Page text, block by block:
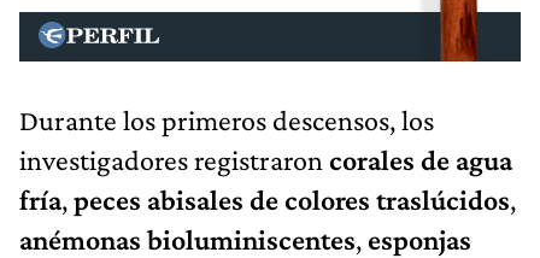
Durante los primeros descensos, los
investigadores registraron corales de agua
fría,peces abisales de colores traslúcidos,
anémonas bioluminiscentes, esponjas